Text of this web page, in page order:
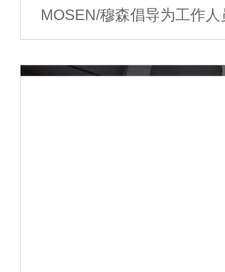
MOSEN/穆森倡导为工作
电项目中紧扣“软装思维”的